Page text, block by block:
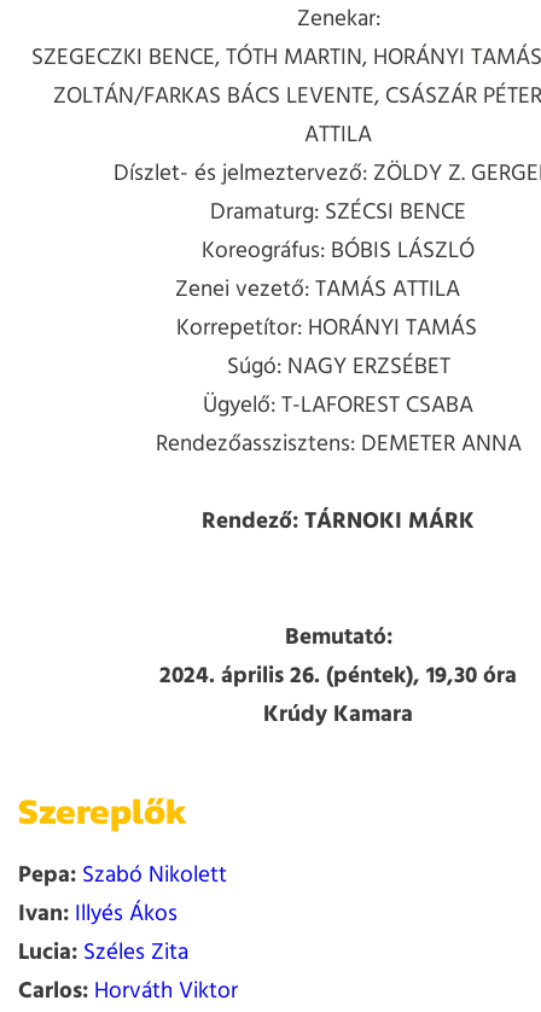
Zenekar:
SZEGECZKI BENCE, TÓTH MARTIN, HORÁNYI
ZOLTÁN/FARKAS BÁCS LEVENTE, CSÁSZÁR
ATTILA
Díszlet- és jelmeztervező: ZÖLDY Z.
Dramaturg: SZÉCSI BENCE
Koreográfus: BÓBIS LÁSZLÓ
Zenei vezető: TAMÁS ATTILA
Korrepetítor: HORÁNYI TAMÁS
Súgó: NAGY ERZSÉBET
Ügyelő: T-LAFOREST CSABA
Rendezőasszisztens: DEMETER ANNA
Rendező: TÁRNOKI MÁRK
Bemutató:
2024. április 26. (péntek), 19,30 óra
Krúdy Kamara
Szereplők
Pepa:Szabó Nikolett
Ivan:Illyés Ákos
Lucia:Széles Zita
Carlos:Horváth Viktor